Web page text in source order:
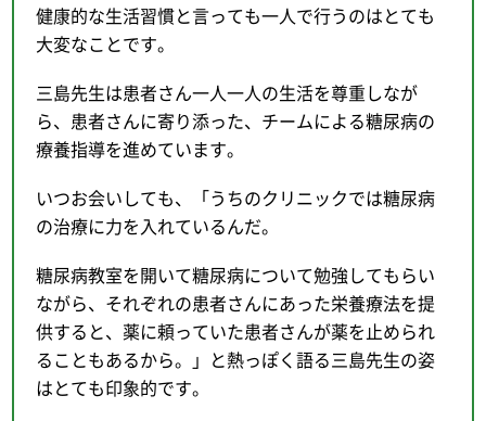
健康的な生活習慣と言っても一人で行うのはとても
大変なことです。
三島先生は患者さん一人一人の生活を尊重しなが
ら、患者さんに寄り添った、チームによる糖尿病の
療養指導を進めています。
いつお会いしても、「うちのクリニックでは糖尿病
の治療に力を入れているんだ。
糖尿病教室を開いて糖尿病について勉強してもらい
ながら、それぞれの患者さんにあった栄養療法を提
供すると、薬に頼っていた患者さんが薬を止められ
ることもあるから。」と熱っぽく語る三島先生の姿
はとても印象的です。